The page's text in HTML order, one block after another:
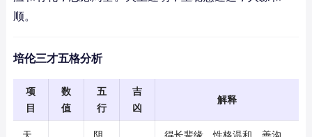
顺。
培伦三才五格分析
项
目
数
值
五
行
吉
凶
解释